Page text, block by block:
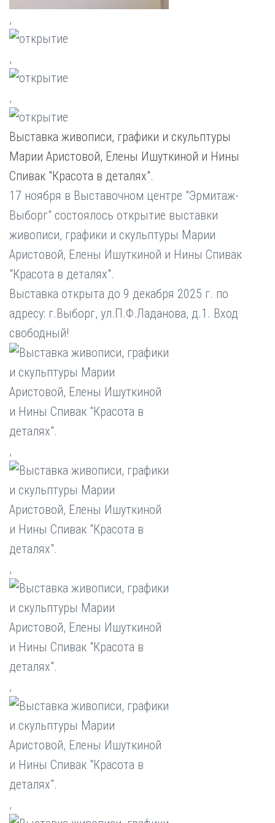
,
,
,
Выставка живописи, графики и скульптуры
Марии Аристовой, Елены Ишуткиной и Нины
Спивак "Красота в деталях".
17 ноября в Выставочном центре "Эрмитаж-
Выборг" состоялось открытие выставки
живописи, графики и скульптуры Марии
Аристовой, Елены Ишуткиной и Нины Спивак
"Красота в деталях".
Выставка открыта до 9 декабря 2025 г. по
адресу: г.Выборг, ул.П.Ф.Ладанова, д.1. Вход
свободный!
,
,
,
,